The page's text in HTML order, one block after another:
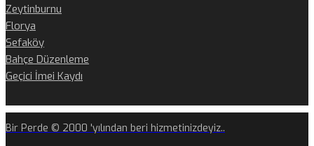
Zeytinburnu
Florya
Sefaköy
Bahçe Düzenleme
Geçici İmei Kaydı
Bir Perde © 2000 'yılından beri hizmetinizdeyiz..